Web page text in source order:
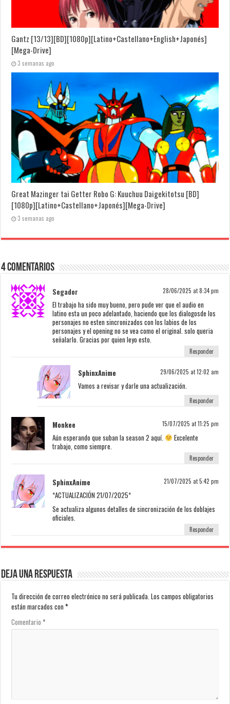
Gantz [13/13][BD][1080p][Latino+Castellano+English+Japonés]
[Mega-Drive]
3 semanas ago
Great Mazinger tai Getter Robo G: Kuuchuu Daigekitotsu [BD]
[1080p][Latino+Castellano+Japonés][Mega-Drive]
3 semanas ago
4 Comentarios
Segador 28/06/2025 at 8:34 pm
El trabajo ha sido muy bueno, pero pude ver que el audio en
latino esta un poco adelantado, haciendo que los dialogosde los
personajes no esten sincronizados con los labios de los
personajes y el opening no se vea como el original. solo queria
señalarlo. Gracias por quien leyo esto.
Responder
SphinxAnime 29/06/2025 at 12:02 am
Vamos a revisar y darle una actualización.
Responder
Monkee 15/07/2025 at 11:25 pm
Aún esperando que suban la season 2 aquí.
Excelente
trabajo, como siempre.
Responder
SphinxAnime 21/07/2025 at 5:42 pm
*ACTUALIZACIÓN 21/07/2025*
Se actualiza algunos detalles de sincronización de los doblajes
oficiales.
Responder
Deja una respuesta
Tu dirección de correo electrónico no será publicada. Los campos obligatorios
están marcados con*
Comentario*